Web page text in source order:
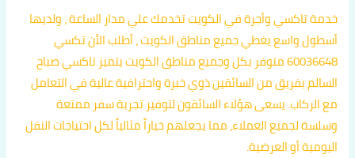
خدمة تاكسي وأجرة في الكويت تخدمك علي مدار الساعة ، ولديها
أسطول واسع يغطي جميع مناطق الكويت ، أطلب الأن تكسي
60036648 متوفر بكل وجميع مناطق الكويت يتميز تاكسي صباح
السالم بفريق من السائقين ذوي خبرة واحترافية عالية في التعامل
مع الركاب. يسعى هؤلاء السائقون لتوفير تجربة سفر ممتعة
وسلسة لجميع العملاء، مما يجعلهم خياراً مثالياً لكل احتياجات النقل
اليومية أو العرضية.